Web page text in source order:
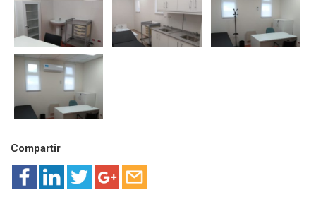
Compartir